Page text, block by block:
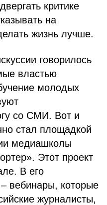
критике
на
жизнь лучше.
говорилось
властью
молодых
со СМИ. Вот и
стал площадкой
медиашколы
Этот проект
В его
вебинары, которые
журналисты,